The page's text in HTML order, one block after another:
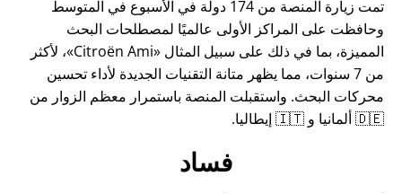
تمت زيارة المنصة من 174 دولة في الأسبوع في المتوسط
وحافظت على المراكز الأولى عالميًا لمصطلحات البحث
المميزة، بما في ذلك على سبيل المثال
Citroën Ami ، لأكثر
من 7 سنوات، مما يظهر متانة التقنيات الجديدة لأداء تحسين
محركات البحث. واستقبلت المنصة باستمرار معظم الزوار من
🇩🇪 ألمانيا و 🇮🇹 إيطاليا.
فساد